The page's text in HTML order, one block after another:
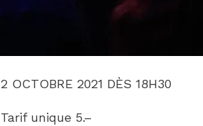
2 OCTOBRE 2021 DÈS 18H30
Tarif unique 5.–